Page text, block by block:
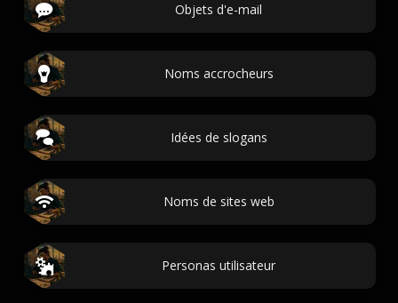
Objets d'e-mail
Noms accrocheurs
Idées de slogans
Noms de sites web
Personas utilisateur